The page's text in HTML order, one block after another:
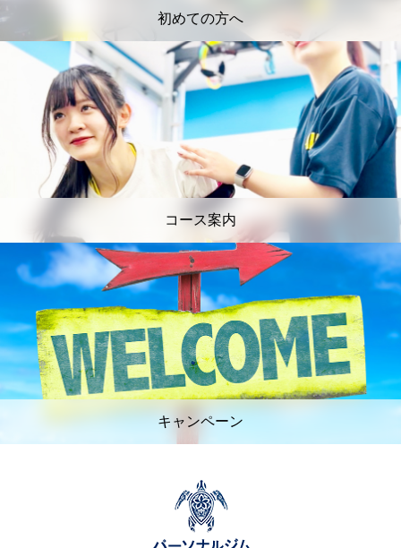
初めての方へ
コース案内
キャンペーン